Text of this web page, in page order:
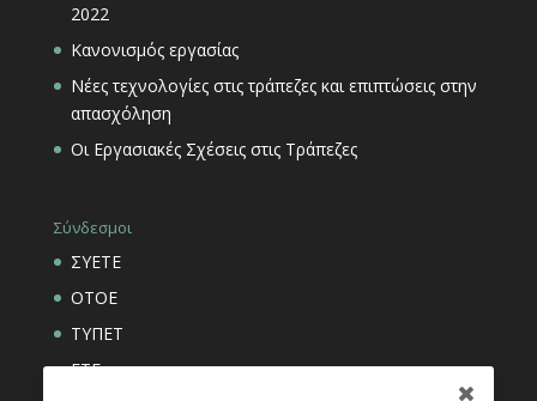
2022
Κανονισμός εργασίας
Νέες τεχνολογίες στις τράπεζες και επιπτώσεις στην
απασχόληση
Οι Εργασιακές Σχέσεις στις Τράπεζες
Σύνδεσμοι
ΣΥΕΤΕ
ΟΤΟΕ
ΤΥΠΕΤ
ΕΤΕ